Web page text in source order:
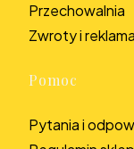
Przechowalnia
Zwroty i
Pomoc
Pytania i